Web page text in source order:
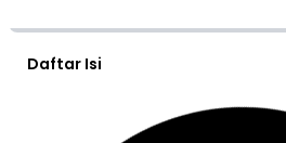
Daftar Isi